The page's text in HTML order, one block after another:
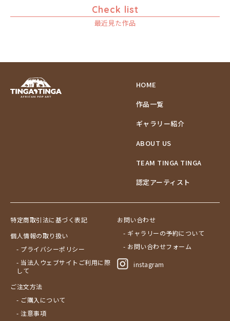
Check list
最近見た作品
HOME
作品一覧
ギャラリー紹介
ABOUT US
TEAM TINGA TINGA
認定アーティスト
特定商取引法に基づく表記
個人情報の取り扱い
- プライバシーポリシー
- 当法人ウェブサイトご利用に際
して
ご注文方法
- ご購入について
- 注意事項
お問い合わせ
- ギャラリーの予約について
- お問い合わせフォーム
instagram